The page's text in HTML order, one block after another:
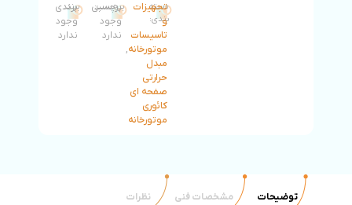
دسته
بندی:
تجهیزات
و
تاسیسات
موتورخانه,
مبدل
حرارتی
صفحه ای
کائوری
موتورخانه
برچسب:
برچسبی
وجود
ندارد
برند:
برندی
وجود
ندارد
توضیحات مشخصات فنی نظرات